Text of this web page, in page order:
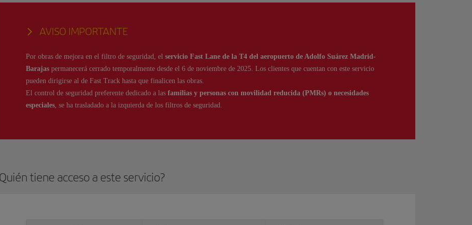
AVISO IMPORTANTE
Por obras de mejora en el filtro de seguridad, el servicio Fast Lane de la T4 del aeropuerto de Adolfo Suárez Madrid-
Barajas permanecerá cerrado temporalmente desde el 6 de noviembre de 2025. Los clientes que cuentan con este servicio
pueden dirigirse al de Fast Track hasta que finalicen las obras.
El control de seguridad preferente dedicado a las familias y personas con movilidad reducida (PMRs) o necesidades
especiales , se ha trasladado a la izquierda de los filtros de seguridad.
tiene acceso a este servicio?